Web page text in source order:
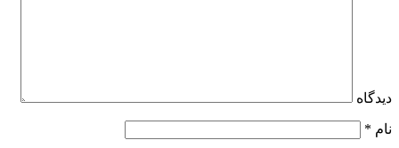
دیدگاه
نام *